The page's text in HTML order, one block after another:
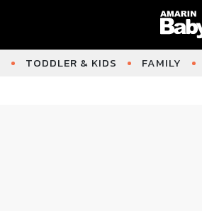
TODDLER & KIDS FAMILY